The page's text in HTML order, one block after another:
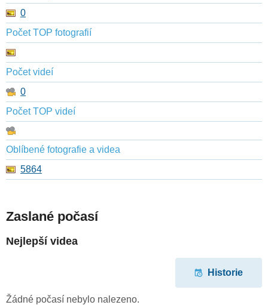
0
Počet TOP fotografií
Počet videí
0
Počet TOP videí
Oblíbené fotografie a videa
5864
Zaslané počasí
Nejlepší videa
Historie
Žádné počasí nebylo nalezeno.